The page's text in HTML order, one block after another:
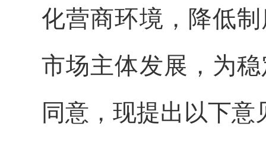
化营商环境，降低
市场主体发展，为
同意，现提出以下意